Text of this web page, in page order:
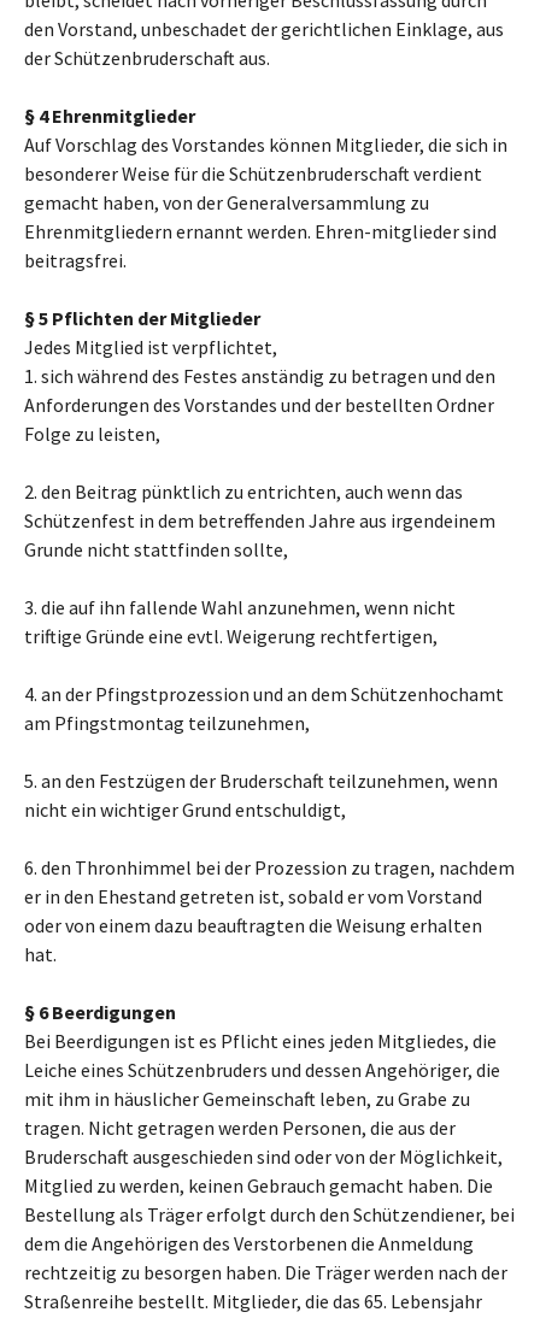
den Vorstand, unbeschadet der gerichtlichen Einklage, aus
der Schützenbruderschaft aus.
§ 4 Ehrenmitglieder
Auf Vorschlag des Vorstandes können Mitglieder, die sich in
besonderer Weise für die Schützenbruderschaft verdient
gemacht haben, von der Generalversammlung zu
Ehrenmitgliedern ernannt werden. Ehren-mitglieder sind
beitragsfrei.
§ 5 Pflichten der Mitglieder
Jedes Mitglied ist verpflichtet,
1. sich während des Festes anständig zu betragen und den
Anforderungen des Vorstandes und der bestellten Ordner
Folge zu leisten,
2. den Beitrag pünktlich zu entrichten, auch wenn das
Schützenfest in dem betreffenden Jahre aus irgendeinem
Grunde nicht stattfinden sollte,
3. die auf ihn fallende Wahl anzunehmen, wenn nicht
triftige Gründe eine evtl. Weigerung rechtfertigen,
4. an der Pfingstprozession und an dem Schützenhochamt
am Pfingstmontag teilzunehmen,
5. an den Festzügen der Bruderschaft teilzunehmen, wenn
nicht ein wichtiger Grund entschuldigt,
6. den Thronhimmel bei der Prozession zu tragen, nachdem
er in den Ehestand getreten ist, sobald er vom Vorstand
oder von einem dazu beauftragten die Weisung erhalten
hat.
§ 6 Beerdigungen
Bei Beerdigungen ist es Pflicht eines jeden Mitgliedes, die
Leiche eines Schützenbruders und dessen Angehöriger, die
mit ihm in häuslicher Gemeinschaft leben, zu Grabe zu
tragen. Nicht getragen werden Personen, die aus der
Bruderschaft ausgeschieden sind oder von der Möglichkeit,
Mitglied zu werden, keinen Gebrauch gemacht haben. Die
Bestellung als Träger erfolgt durch den Schützendiener, bei
dem die Angehörigen des Verstorbenen die Anmeldung
rechtzeitig zu besorgen haben. Die Träger werden nach der
Straßenreihe bestellt. Mitglieder, die das 65. Lebensjahr